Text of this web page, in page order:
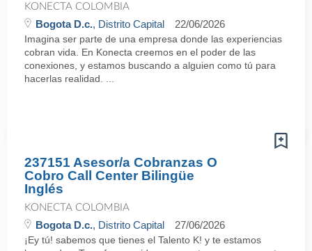
KONECTA COLOMBIA
Bogota D.c., Distrito Capital 22/06/2026
Imagina ser parte de una empresa donde las experiencias
cobran vida. En Konecta creemos en el poder de las
conexiones, y estamos buscando a alguien como tú para
hacerlas realidad. ...
237151 Asesor/a Cobranzas O
Cobro Call Center Bilingüe
Inglés
KONECTA COLOMBIA
Bogota D.c., Distrito Capital 27/06/2026
¡Ey tú! sabemos que tienes el Talento K! y te estamos